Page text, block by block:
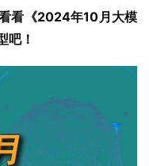
看《2024年10月大模
吧！